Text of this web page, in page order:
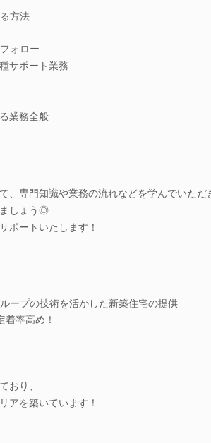
方法
ォロー
サポート業務
業務全般
、専門知識や業務の流れなどを学んでいただ
しょう◎
ポートいたします！
ープの技術を活かした新築住宅の提供
率高め！
おり、
アを築いています！